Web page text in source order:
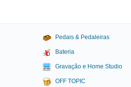
Pedais & Pedaleiras
Bateria
Gravação e Home Studio
OFF TOPIC